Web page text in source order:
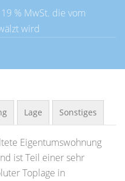
% MwSt. die vom
wird
Lage Sonstiges
Eigentumswohnung
ist Teil einer sehr
Toplage in